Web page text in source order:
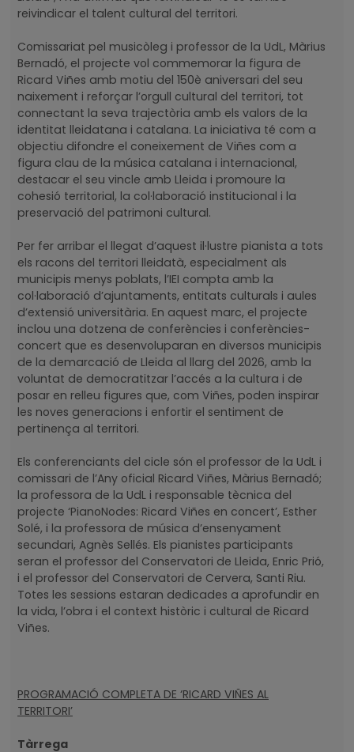
reivindicar el talent cultural del territori.
Comissariat pel musicòleg i professor de la UdL, Màrius
Bernadó, el projecte vol commemorar la figura de
Ricard Viñes amb motiu del 150è aniversari del seu
naixement i reforçar l’orgull cultural del territori, tot
connectant la seva trajectòria amb els valors de la
identitat lleidatana i catalana. La iniciativa té com a
objectiu difondre el coneixement de Viñes com a
figura clau de la música catalana i internacional,
destacar el seu vincle amb Lleida i promoure la
cohesió territorial, la col·laboració institucional i la
preservació del patrimoni cultural.
Per fer arribar el llegat d’aquest il·lustre pianista a tots
els racons del territori lleidatà, especialment als
municipis menys poblats, l’IEI compta amb la
col·laboració d’ajuntaments, entitats culturals i aules
d’extensió universitària. En aquest marc, el projecte
inclou una dotzena de conferències i conferències-
concert que es desenvoluparan en diversos municipis
de la demarcació de Lleida al llarg del 2026, amb la
voluntat de democratitzar l’accés a la cultura i de
posar en relleu figures que, com Viñes, poden inspirar
les noves generacions i enfortir el sentiment de
pertinença al territori.
Els conferenciants del cicle són el professor de la UdL i
comissari de l’Any oficial Ricard Viñes, Màrius Bernadó;
la professora de la UdL i responsable tècnica del
projecte ‘PianoNodes: Ricard Viñes en concert’, Esther
Solé, i la professora de música d’ensenyament
secundari, Agnès Sellés. Els pianistes participants
seran el professor del Conservatori de Lleida, Enric Prió,
i el professor del Conservatori de Cervera, Santi Riu.
Totes les sessions estaran dedicades a aprofundir en
la vida, l’obra i el context històric i cultural de Ricard
Viñes.
PROGRAMACIÓ COMPLETA DE ‘RICARD VIÑES AL
TERRITORI’
Tàrrega